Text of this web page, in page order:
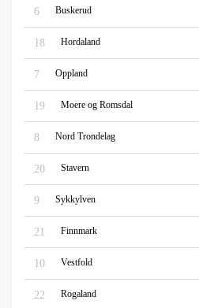
6 Buskerud
18 Hordaland
7 Oppland
19 Moere og Romsdal
8 Nord Trondelag
20 Stavern
9 Sykkylven
21 Finnmark
10 Vestfold
22 Rogaland